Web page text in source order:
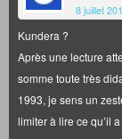
8 juillet
Kundera ?
Après une lecture
somme toute très
1993, je sens un
limiter à lire ce qu’il